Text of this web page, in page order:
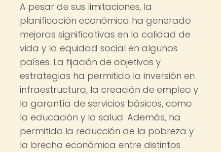
A pesar de sus limitaciones, la
planificación económica ha generado
mejoras significativas en la calidad de
vida y la equidad social en algunos
países. La fijación de objetivos y
estrategias ha permitido la inversión en
infraestructura, la creación de empleo y
la garantía de servicios básicos, como
la educación y la salud. Además, ha
permitido la reducción de la pobreza y
la brecha económica entre distintos